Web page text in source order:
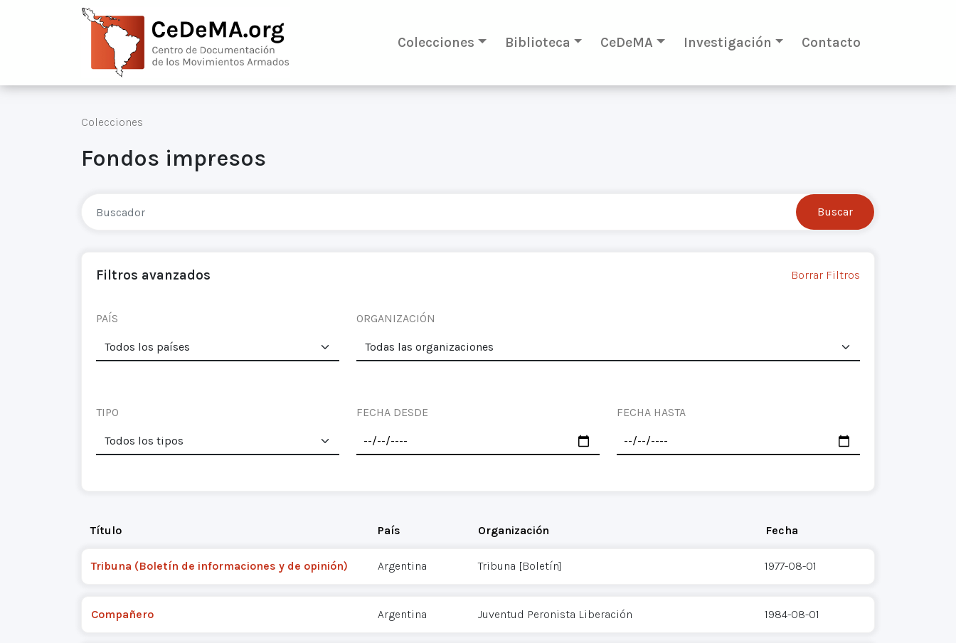
Colecciones Biblioteca CeDeMA Investigación Contacto
Colecciones
Fondos impresos
Filtros avanzados Borrar Filtros
PAÍS ORGANIZACIÓN
TIPO FECHA DESDE FECHA HASTA
Título País Organización Fecha
Tribuna (Boletín de informaciones y de opinión) Argentina Tribuna [Boletín] 1977-08-01
Compañero Argentina Juventud Peronista Liberación 1984-08-01